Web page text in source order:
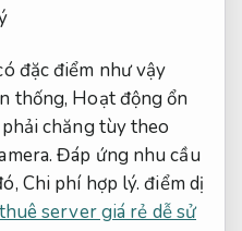
đặc điểm như vậy
thống, Hoạt động ổn
chăng tùy theo
Đáp ứng nhu cầu
Chi phí hợp lý. điểm dị
thuê server giá rẻ dễ sử